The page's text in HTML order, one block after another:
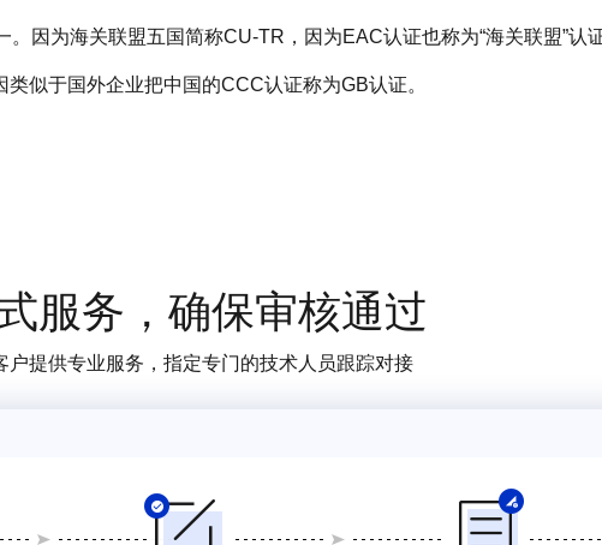
。因为海关联盟五国简称CU-TR，因为EAC认证也称为“海关联盟”认
似于国外企业把中国的CCC认证称为GB认证。
服务，确保审核通过
户提供专业服务，指定专门的技术人员跟踪对接